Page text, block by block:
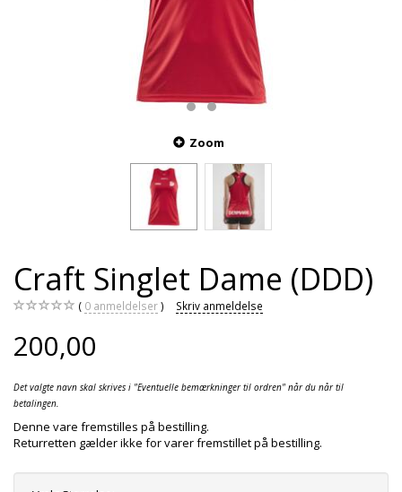
Zoom
Craft Singlet Dame (DDD)
0 anmeldelser Skriv anmeldelse
200,00
Det valgte navn skal skrives i "Eventuelle bemærkninger til ordren" når du når til
betalingen.
Denne vare fremstilles på bestilling.
Returretten gælder ikke for varer fremstillet på bestilling.